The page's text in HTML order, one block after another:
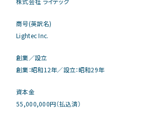
商号(英訳名)
Lightec Inc.
創業／設立
創業：昭和12年／設立：昭和29年
資本金
55,000,000円（払込済）